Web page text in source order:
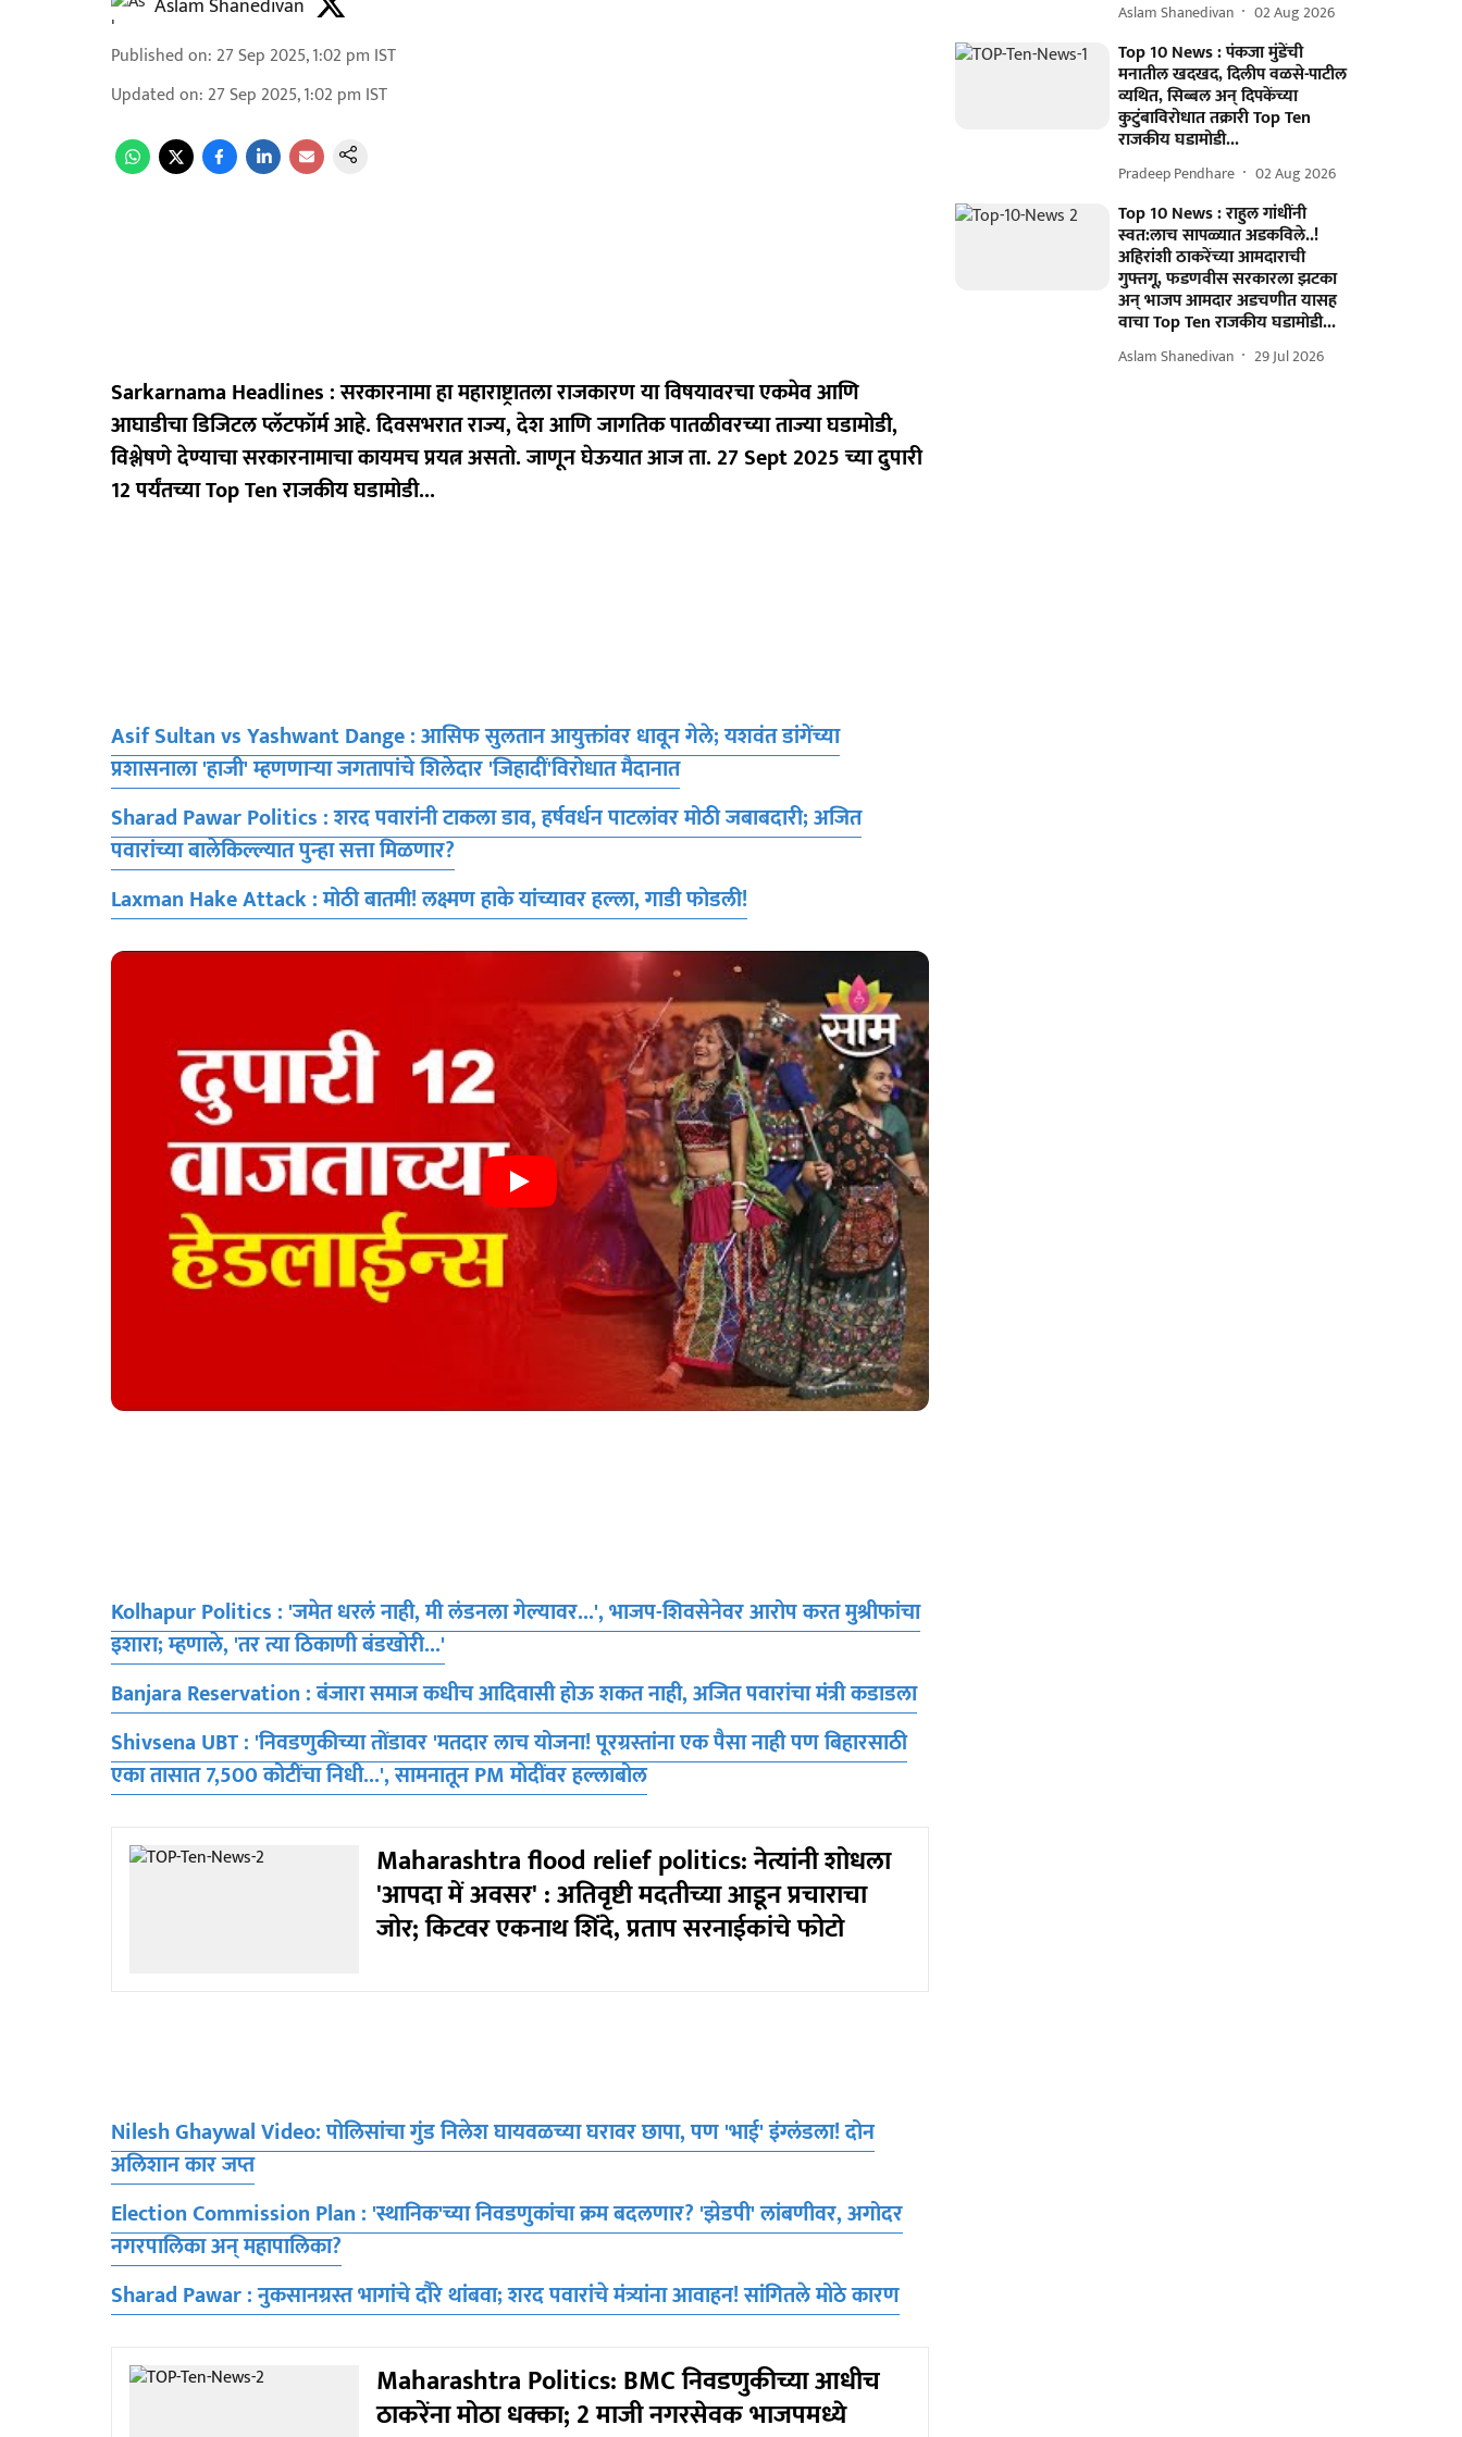
Aslam Shanedivan
Published on: 27 Sep 2025, 1:02 pm IST
Updated on: 27 Sep 2025, 1:02 pm IST
Sarkarnama Headlines : सरकारनामा हा महाराष्ट्रातला राजकारण या विषयावरचा एकमेव आणि
आघाडीचा डिजिटल प्लॅटफॉर्म आहे. दिवसभरात राज्य, देश आणि जागतिक पातळीवरच्या ताज्या घडामोडी,
विश्लेषणे देण्याचा सरकारनामाचा कायमच प्रयत्न असतो. जाणून घेऊयात आज ता. 27 Sept 2025 च्या दुपारी
12 पर्यंतच्या Top Ten राजकीय घडामोडी...
Asif Sultan vs Yashwant Dange : आसिफ सुलतान आयुक्तांवर धावून गेले; यशवंत डांगेंच्या
प्रशासनाला 'हाजी' म्हणणाऱ्या जगतापांचे शिलेदार 'जिहादीं'विरोधात मैदानात
Sharad Pawar Politics : शरद पवारांनी टाकला डाव, हर्षवर्धन पाटलांवर मोठी जबाबदारी; अजित
पवारांच्या बालेकिल्ल्यात पुन्हा सत्ता मिळणार?
Laxman Hake Attack : मोठी बातमी! लक्ष्मण हाके यांच्यावर हल्ला, गाडी फोडली!
Kolhapur Politics : 'जमेत धरलं नाही, मी लंडनला गेल्यावर...', भाजप-शिवसेनेवर आरोप करत मुश्रीफांचा
इशारा; म्हणाले, 'तर त्या ठिकाणी बंडखोरी...'
Banjara Reservation : बंजारा समाज कधीच आदिवासी होऊ शकत नाही, अजित पवारांचा मंत्री कडाडला
Shivsena UBT : 'निवडणुकीच्या तोंडावर 'मतदार लाच योजना! पूरग्रस्तांना एक पैसा नाही पण बिहारसाठी
एका तासात 7,500 कोटींचा निधी...', सामनातून PM मोदींवर हल्लाबोल
Maharashtra flood relief politics: नेत्यांनी शोधला
'आपदा में अवसर' : अतिवृष्टी मदतीच्या आडून प्रचाराचा
जोर; किटवर एकनाथ शिंदे, प्रताप सरनाईकांचे फोटो
Nilesh Ghaywal Video: पोलिसांचा गुंड निलेश घायवळच्या घरावर छापा, पण 'भाई' इंग्लंडला! दोन
अलिशान कार जप्त
Election Commission Plan : 'स्थानिक'च्या निवडणुकांचा क्रम बदलणार? 'झेडपी' लांबणीवर, अगोदर
नगरपालिका अन् महापालिका?
Sharad Pawar : नुकसानग्रस्त भागांचे दौरे थांबवा; शरद पवारांचे मंत्र्यांना आवाहन! सांगितले मोठे कारण
Maharashtra Politics: BMC निवडणुकीच्या आधीच
ठाकरेंना मोठा धक्का; 2 माजी नगरसेवक भाजपमध्ये
Aslam Shanedivan 02 Aug 2026
Top 10 News : पंकजा मुंडेंची
मनातील खदखद, दिलीप वळसे-पाटील
व्यथित, सिब्बल अन् दिपकेंच्या
कुटुंबाविरोधात तक्रारी Top Ten
राजकीय घडामोडी...
Pradeep Pendhare 02 Aug 2026
Top 10 News : राहुल गांधींनी
स्वत:लाच सापळ्यात अडकविले..!
अहिरांशी ठाकरेंच्या आमदाराची
गुफ्तगू, फडणवीस सरकारला झटका
अन् भाजप आमदार अडचणीत यासह
वाचा Top Ten राजकीय घडामोडी...
Aslam Shanedivan 29 Jul 2026